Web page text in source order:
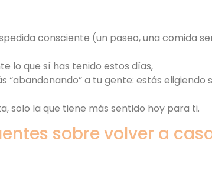
consciente (un paseo, una comida
lo que sí has tenido estos días,
“abandonando” a tu gente: estás eligiendo
solo la que tiene más sentido hoy para ti.
sobre volver a